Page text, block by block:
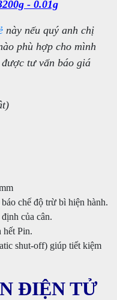
- 0.01g
này nếu quý anh chị
phù hợp cho mình
tư vấn báo giá
chế độ trừ bì hiện hành.
của cân.
hết Pin.
shut-off) giúp tiết kiệm
ĐIỆN TỬ